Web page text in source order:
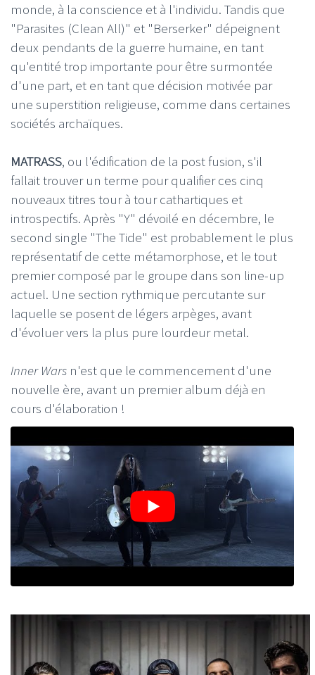
monde, à la conscience et à l'individu. Tandis que
"Parasites (Clean All)" et "Berserker" dépeignent
deux pendants de la guerre humaine, en tant
qu'entité trop importante pour être surmontée
d'une part, et en tant que décision motivée par
une superstition religieuse, comme dans certaines
sociétés archaïques.
MATRASS, ou l'édification de la post fusion, s'il
fallait trouver un terme pour qualifier ces cinq
nouveaux titres tour à tour cathartiques et
introspectifs. Après "Y" dévoilé en décembre, le
second single "The Tide" est probablement le plus
représentatif de cette métamorphose, et le tout
premier composé par le groupe dans son line-up
actuel. Une section rythmique percutante sur
laquelle se posent de légers arpèges, avant
d'évoluer vers la plus pure lourdeur metal.
Inner Wars n'est que le commencement d'une
nouvelle ère, avant un premier album déjà en
cours d'élaboration !